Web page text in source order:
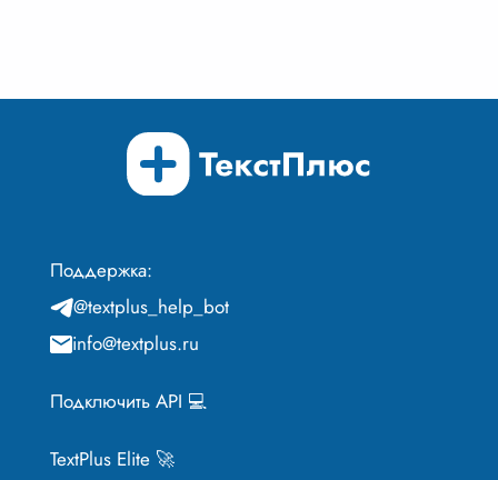
Поддержка:
@textplus_help_bot
info@textplus.ru
Подключить API 💻
TextPlus Elite 🚀